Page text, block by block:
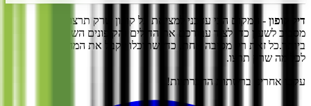
דיל קופון - המקום הכי עדכני למציאת כל קופון שרק תרצו!
מסביב לשעון כדי לצוד עבורכם את הדילים והקופונים השווים והעדכניים
ביותר.כל זאת רק מסיבה אחת, כדי שתוכלו לקבל את המחיר הטוב ביותר
לכל מה שרק תרצו.
עקבו אחרינו ברשתות החברתיות!